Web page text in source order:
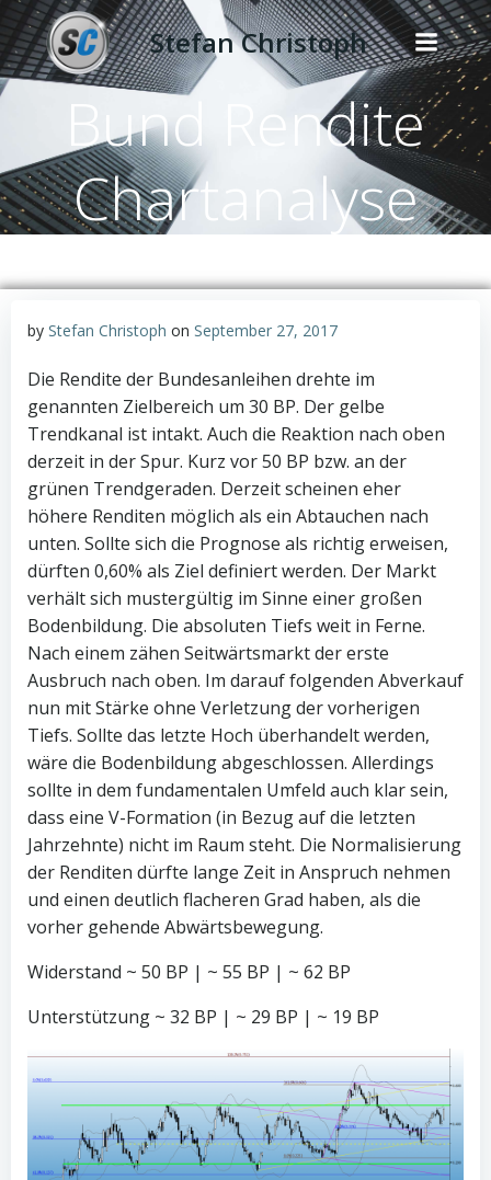
Zum
Inhalt
springen
Stefan Christoph
Bund Rendite
Chartanalyse
by Stefan Christoph on September 27, 2017
Die Rendite der Bundesanleihen drehte im
genannten Zielbereich um 30 BP. Der gelbe
Trendkanal ist intakt. Auch die Reaktion nach oben
derzeit in der Spur. Kurz vor 50 BP bzw. an der
grünen Trendgeraden. Derzeit scheinen eher
höhere Renditen möglich als ein Abtauchen nach
unten. Sollte sich die Prognose als richtig erweisen,
dürften 0,60% als Ziel definiert werden. Der Markt
verhält sich mustergültig im Sinne einer großen
Bodenbildung. Die absoluten Tiefs weit in Ferne.
Nach einem zähen Seitwärtsmarkt der erste
Ausbruch nach oben. Im darauf folgenden Abverkauf
nun mit Stärke ohne Verletzung der vorherigen
Tiefs. Sollte das letzte Hoch überhandelt werden,
wäre die Bodenbildung abgeschlossen. Allerdings
sollte in dem fundamentalen Umfeld auch klar sein,
dass eine V-Formation (in Bezug auf die letzten
Jahrzehnte) nicht im Raum steht. Die Normalisierung
der Renditen dürfte lange Zeit in Anspruch nehmen
und einen deutlich flacheren Grad haben, als die
vorher gehende Abwärtsbewegung.
Widerstand ~ 50 BP | ~ 55 BP | ~ 62 BP
Unterstützung ~ 32 BP | ~ 29 BP | ~ 19 BP